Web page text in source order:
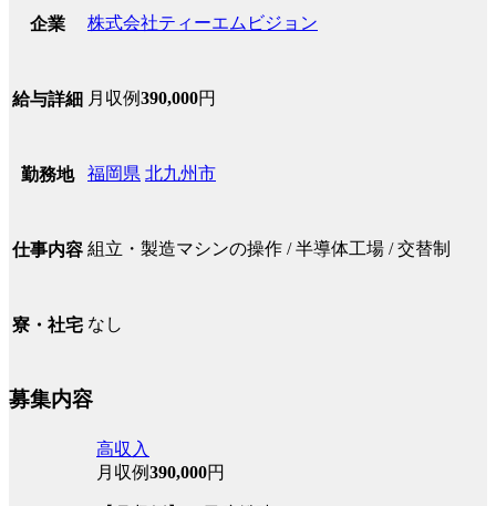
企業 株式会社ティーエムビジョン
給与詳細 月収例390,000円
勤務地 福岡県 北九州市
仕事内容 組立・製造マシンの操作 / 半導体工場 / 交替制
寮・社宅 なし
募集内容
高収入
月収例390,000円